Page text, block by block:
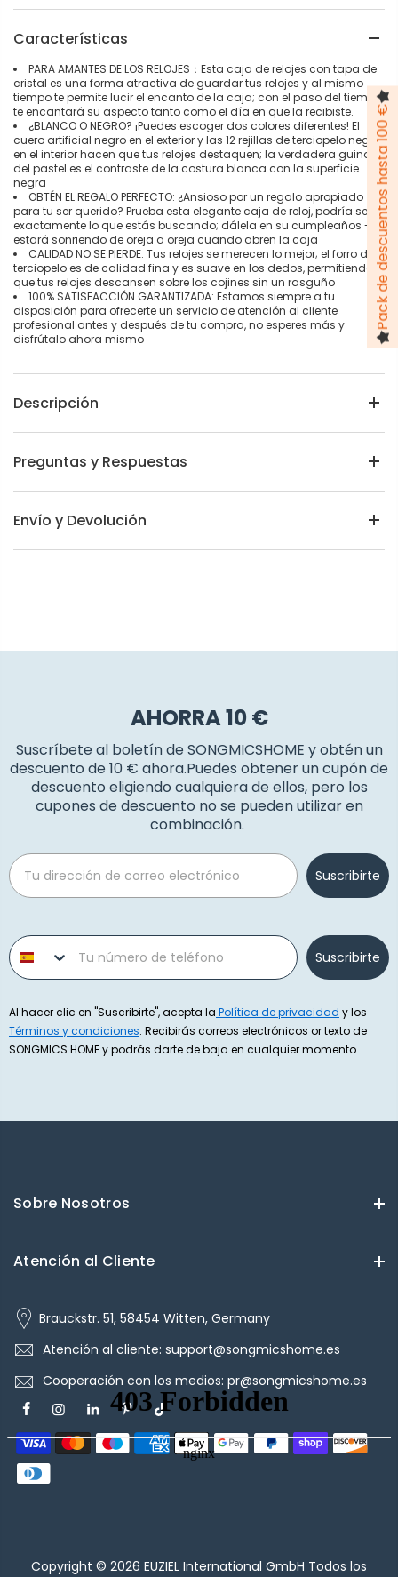
Características
PARA AMANTES DE LOS RELOJES：Esta caja de relojes con tapa de
cristal es una forma atractiva de guardar tus relojes y al mismo
tiempo te permite lucir el encanto de la caja; con el paso del tiempo,
te encantará su aspecto tanto como el día en que la recibiste.
¿BLANCO O NEGRO? ¡Puedes escoger dos colores diferentes! El
cuero artificial negro en el exterior y las 12 rejillas de terciopelo negro
en el interior hacen que tus relojes destaquen; la verdadera guinda
del pastel es el contraste de la costura blanca con la superficie
negra
OBTÉN EL REGALO PERFECTO: ¿Ansioso por un regalo apropiado
para tu ser querido? Prueba esta elegante caja de reloj, podría ser
exactamente lo que estás buscando; dálela en su cumpleaños -
estará sonriendo de oreja a oreja cuando abren la caja
CALIDAD NO SE PIERDE: Tus relojes se merecen lo mejor; el forro de
terciopelo es de calidad fina y es suave en los dedos, permitiendo
que tus relojes descansen sobre los cojines sin un rasguño
100% SATISFACCIÓN GARANTIZADA: Estamos siempre a tu
disposición para ofrecerte un servicio de atención al cliente
profesional antes y después de tu compra, no esperes más y
disfrútalo ahora mismo
Descripción
Preguntas y Respuestas
Envío y Devolución
AHORRA 10 €
Suscríbete al boletín de SONGMICSHOME y obtén un
descuento de 10 € ahora.Puedes obtener un cupón de
descuento eligiendo cualquiera de ellos, pero los
cupones de descuento no se pueden utilizar en
combinación.
Email
Suscribirte
Phone number
Suscribirte
Al hacer clic en "Suscribirte", acepta la Política de privacidad y los
Términos y condiciones. Recibirás correos electrónicos or texto de
SONGMICS HOME y podrás darte de baja en cualquier momento.
Sobre Nosotros
Atención al Cliente
Brauckstr. 51, 58454 Witten, Germany
Atención al cliente: support@songmicshome.es
Cooperación con los medios: pr@songmicshome.es
Copyright © 2026 EUZIEL International GmbH Todos los
Pack de descuentos hasta 100 €